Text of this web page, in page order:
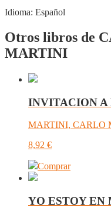
Idioma: Español
Otros libros de
MARTINI
INVITACION
MARTINI, CARLO
8,92 €
Comprar
YO ESTOY EN